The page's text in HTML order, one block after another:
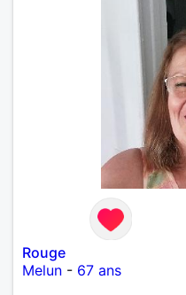
Rouge
Melun - 67 ans